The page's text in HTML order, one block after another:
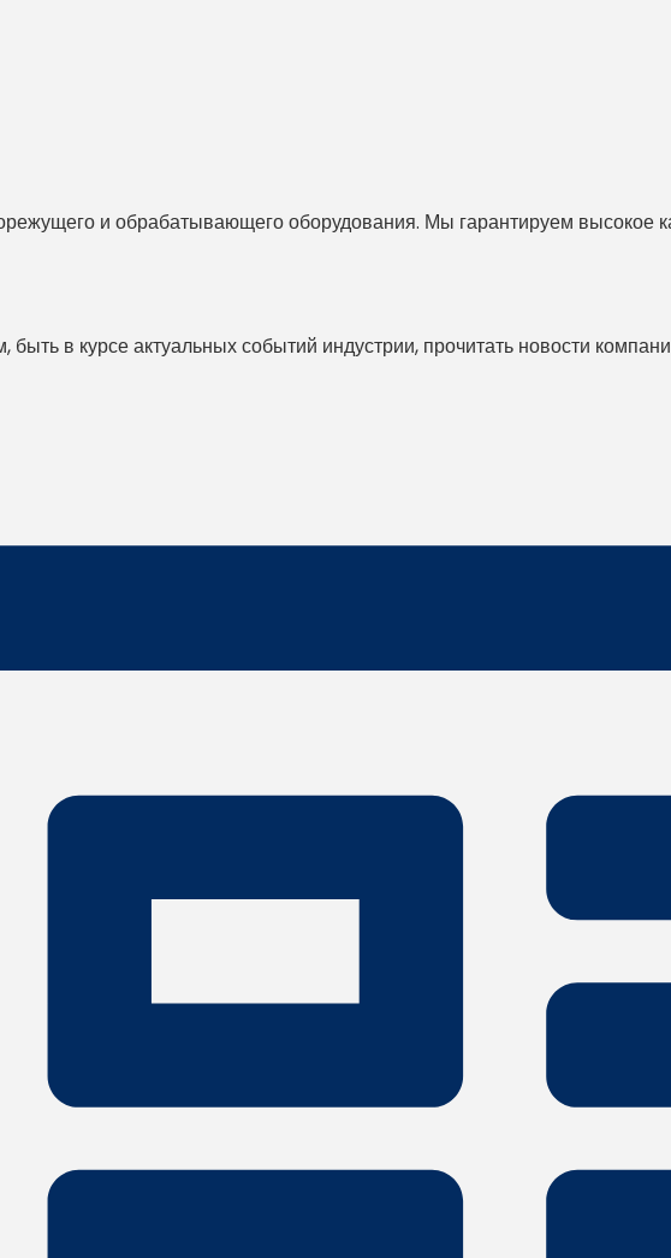
и обрабатывающего оборудования. Мы гарантируем высокое
быть в курсе актуальных событий индустрии, прочитать новости